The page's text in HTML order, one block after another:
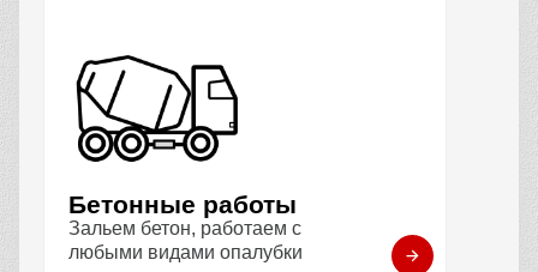
Бетонные работы
Зальем бетон, работаем с
любыми видами опалубки